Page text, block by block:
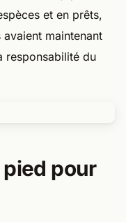
et en prêts,
maintenant
responsabilité du
pied pour